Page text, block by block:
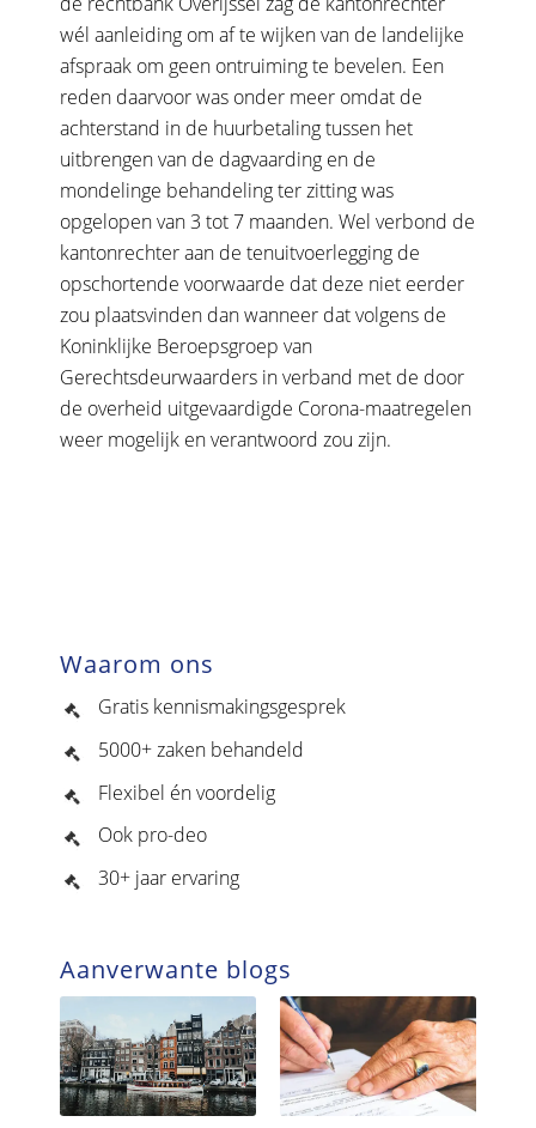
wél aanleiding om af te wijken van de landelijke
afspraak om geen ontruiming te bevelen. Een
reden daarvoor was onder meer omdat de
achterstand in de huurbetaling tussen het
uitbrengen van de dagvaarding en de
mondelinge behandeling ter zitting was
opgelopen van 3 tot 7 maanden. Wel verbond de
kantonrechter aan de tenuitvoerlegging de
opschortende voorwaarde dat deze niet eerder
zou plaatsvinden dan wanneer dat volgens de
Koninklijke Beroepsgroep van
Gerechtsdeurwaarders in verband met de door
de overheid uitgevaardigde Corona-maatregelen
weer mogelijk en verantwoord zou zijn.
Waarom ons
Gratis kennismakingsgesprek
5000+ zaken behandeld
Flexibel én voordelig
Ook pro-deo
30+ jaar ervaring
Aanverwante blogs